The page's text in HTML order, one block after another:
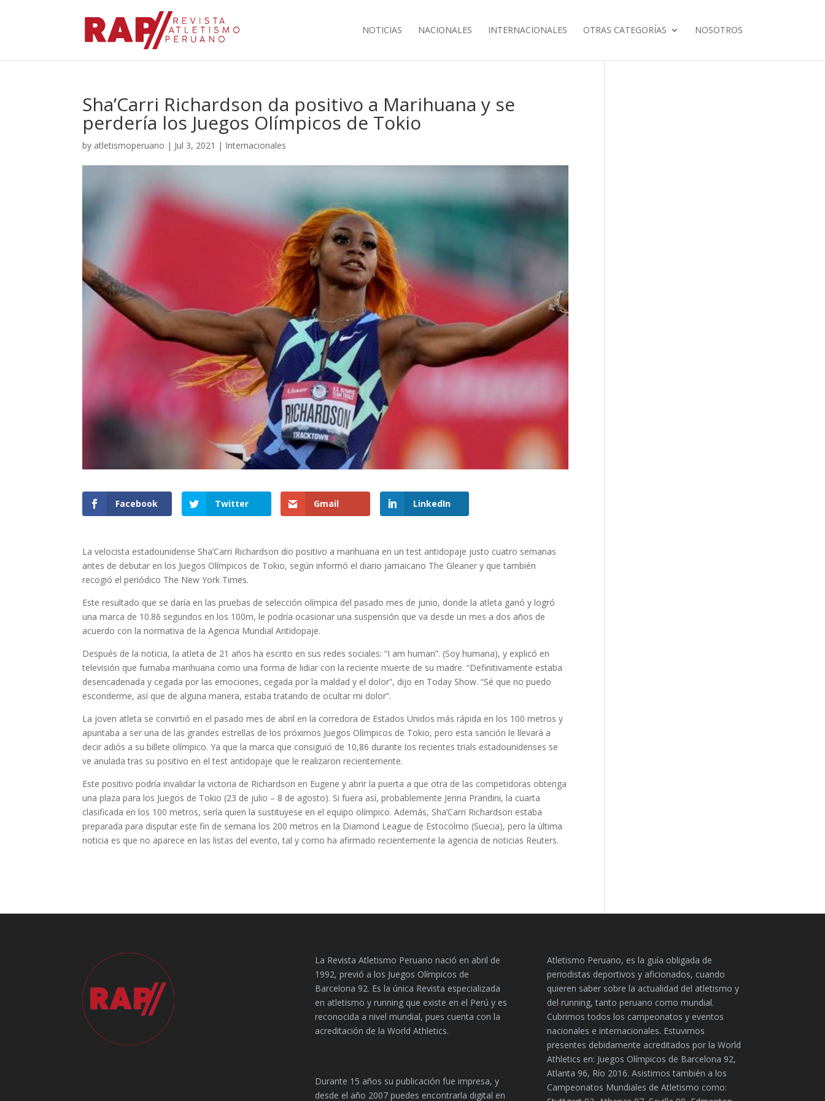
NOTICIAS NACIONALES INTERNACIONALES OTRAS CATEGORÍAS NOSOTROS
Sha’Carri Richardson da positivo a Marihuana y se
perdería los Juegos Olímpicos de Tokio
by atletismoperuano | Jul 3, 2021 | Internacionales
Facebook Twitter Gmail LinkedIn
La velocista estadounidense Sha’Carri Richardson dio positivo a marihuana en un test antidopaje justo cuatro semanas
antes de debutar en los Juegos Olímpicos de Tokio, según informó el diario jamaicano The Gleaner y que también
recogió el periódico The New York Times.
Este resultado que se daría en las pruebas de selección olímpica del pasado mes de junio, donde la atleta ganó y logró
una marca de 10.86 segundos en los 100m, le podría ocasionar una suspensión que va desde un mes a dos años de
acuerdo con la normativa de la Agencia Mundial Antidopaje.
Después de la noticia, la atleta de 21 años ha escrito en sus redes sociales: “I am human”. (Soy humana), y explicó en
televisión que fumaba marihuana como una forma de lidiar con la reciente muerte de su madre. “Definitivamente estaba
desencadenada y cegada por las emociones, cegada por la maldad y el dolor”, dijo en Today Show. “Sé que no puedo
esconderme, así que de alguna manera, estaba tratando de ocultar mi dolor”.
La joven atleta se convirtió en el pasado mes de abril en la corredora de Estados Unidos más rápida en los 100 metros y
apuntaba a ser una de las grandes estrellas de los próximos Juegos Olímpicos de Tokio, pero esta sanción le llevará a
decir adiós a su billete olímpico. Ya que la marca que consiguió de 10,86 durante los recientes trials estadounidenses se
ve anulada tras su positivo en el test antidopaje que le realizaron recientemente.
Este positivo podría invalidar la victoria de Richardson en Eugene y abrir la puerta a que otra de las competidoras obtenga
una plaza para los Juegos de Tokio (23 de julio – 8 de agosto). Si fuera así, probablemente Jenna Prandini, la cuarta
clasificada en los 100 metros, sería quien la sustituyese en el equipo olímpico. Además, Sha’Carri Richardson estaba
preparada para disputar este fin de semana los 200 metros en la Diamond League de Estocolmo (Suecia), pero la última
noticia es que no aparece en las listas del evento, tal y como ha afirmado recientemente la agencia de noticias Reuters.
La Revista Atletismo Peruano nació en abril de
1992, previó a los Juegos Olímpicos de
Barcelona 92. Es la única Revista especializada
en atletismo y running que existe en el Perú y es
reconocida a nivel mundial, pues cuenta con la
acreditación de la World Athletics.
Durante 15 años su publicación fue impresa, y
desde el año 2007 puedes encontrarla digital en
Atletismo Peruano, es la guía obligada de
periodistas deportivos y aficionados, cuando
quieren saber sobre la actualidad del atletismo y
del running, tanto peruano como mundial.
Cubrimos todos los campeonatos y eventos
nacionales e internacionales. Estuvimos
presentes debidamente acreditados por la World
Athletics en: Juegos Olímpicos de Barcelona 92,
Atlanta 96, Río 2016. Asistimos también a los
Campeonatos Mundiales de Atletismo como: